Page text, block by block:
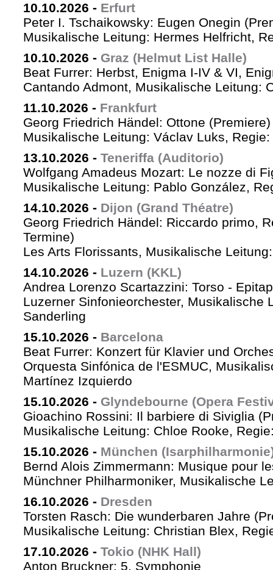
10.10.2026 - Erfurt
Peter I. Tschaikowsky: Eugen Onegin
Musikalische Leitung: Hermes Helfricht,
10.10.2026 - Graz (Helmut List Halle)
Beat Furrer: Herbst, Enigma I-IV & VI,
Cantando Admont, Musikalische Leitung:
11.10.2026 - Frankfurt
Georg Friedrich Händel: Ottone (Premiere)
Musikalische Leitung: Václav Luks,
13.10.2026 - Teneriffa (Auditorio)
Wolfgang Amadeus Mozart: Le nozze di
Musikalische Leitung: Pablo González,
14.10.2026 - Dijon (Grand Théatre)
Georg Friedrich Händel: Riccardo primo,
Termine)
Les Arts Florissants, Musikalische
14.10.2026 - Luzern (KKL)
Andrea Lorenzo Scartazzini: Torso -
Luzerner Sinfonieorchester, Musikalische
Sanderling
15.10.2026 - Barcelona
Beat Furrer: Konzert für Klavier und
Orquesta Sinfónica de l'ESMUC,
Martínez Izquierdo
15.10.2026 - Glyndebourne (Opera
Gioachino Rossini: Il barbiere di Siviglia
Musikalische Leitung: Chloe Rooke,
15.10.2026 - München
Bernd Alois Zimmermann: Musique pour
Münchner Philharmoniker, Musikalische
16.10.2026 - Dresden
Torsten Rasch: Die wunderbaren Jahre
Musikalische Leitung: Christian Blex,
17.10.2026 - Tokio (NHK Hall)
Anton Bruckner: 5. Symphonie